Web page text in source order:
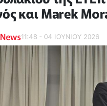
και Marek
11:48 - 04 ΙΟΥΝΙΟΥ 2026